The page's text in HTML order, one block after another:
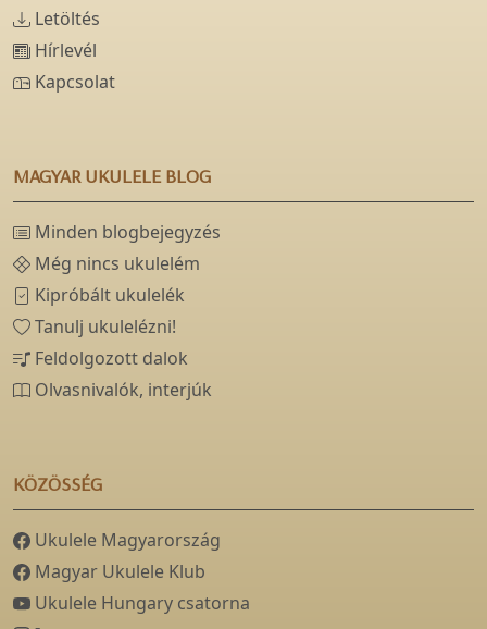
Letöltés
Hírlevél
Kapcsolat
MAGYAR UKULELE BLOG
Minden blogbejegyzés
Még nincs ukulelém
Kipróbált ukulelék
Tanulj ukulelézni!
Feldolgozott dalok
Olvasnivalók, interjúk
KÖZÖSSÉG
Ukulele Magyarország
Magyar Ukulele Klub
Ukulele Hungary csatorna